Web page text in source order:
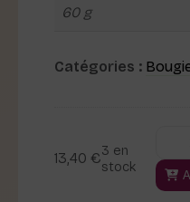
60 g
Catégories :
13,40 €3 en
stock
de